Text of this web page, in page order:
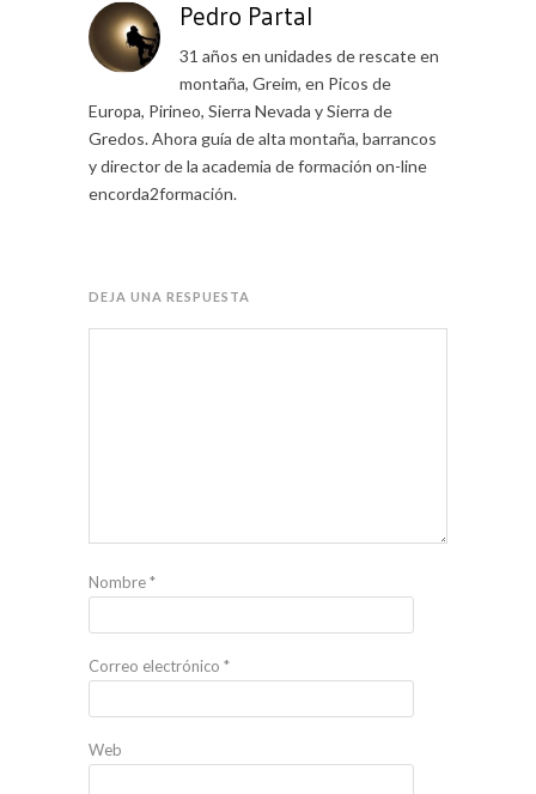
Pedro Partal
31 años en unidades de rescate en
montaña, Greim, en Picos de
Europa, Pirineo, Sierra Nevada y Sierra de
Gredos. Ahora guía de alta montaña, barrancos
y director de la academia de formación on-line
encorda2formación.
DEJA UNA RESPUESTA
Nombre*
Correo electrónico *
Web